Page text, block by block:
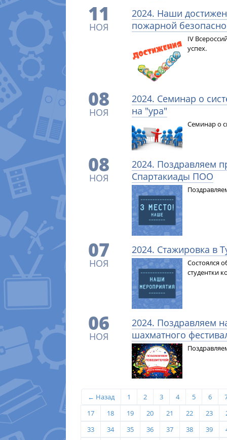
11
НОЯ
2024. Наши
пожарной
IV
успех.
08
НОЯ
2024. Семинар о
на "ура"
Семинар о
08
НОЯ
2024. Поздравляем
Спартакиады ПОО
07
НОЯ
2024. Стажировка в
Состоялся
студентки
06
НОЯ
2024. Поздравляем
шахматного
← Назад 1 2 3 4 5 6
17
18 19 20 21 22 23
33
34 35 36 37 38 39